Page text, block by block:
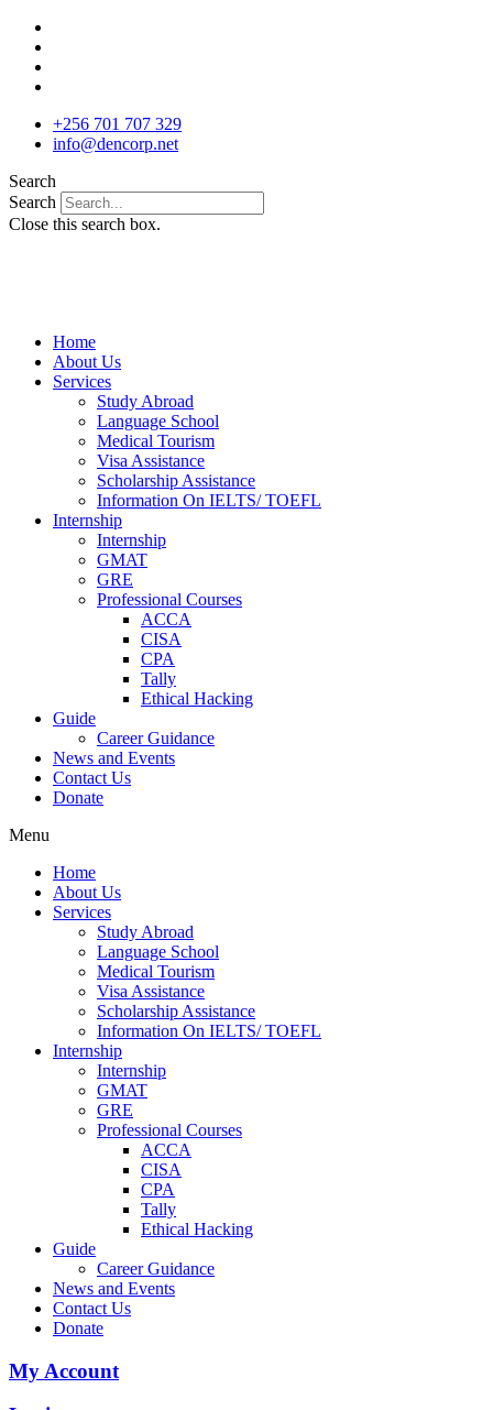
Skip
content
+256 701 707 329
info@dencorp.net
Search
Search
Close this search box.
Home
About Us
Services
Study Abroad
Language School
Medical Tourism
Visa Assistance
Scholarship Assistance
Information On IELTS/ TOEFL
Internship
Internship
GMAT
GRE
Professional Courses
ACCA
CISA
CPA
Tally
Ethical Hacking
Guide
Career Guidance
News and Events
Contact Us
Donate
Menu
Home
About Us
Services
Study Abroad
Language School
Medical Tourism
Visa Assistance
Scholarship Assistance
Information On IELTS/ TOEFL
Internship
Internship
GMAT
GRE
Professional Courses
ACCA
CISA
CPA
Tally
Ethical Hacking
Guide
Career Guidance
News and Events
Contact Us
Donate
My Account